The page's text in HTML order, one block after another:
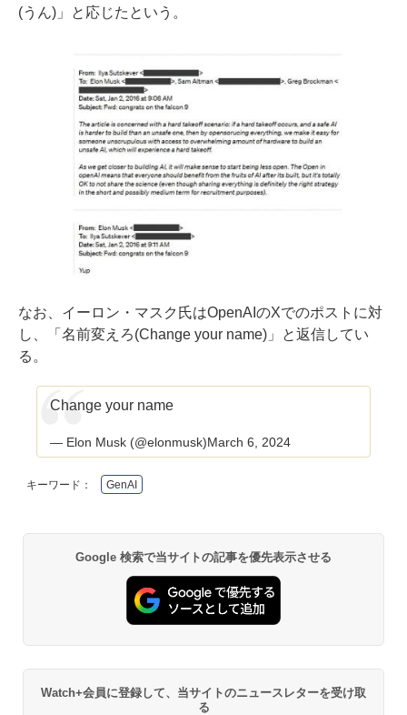
(うん)」と応じたという。
なお、イーロン・マスク氏はOpenAIのXでのポストに対
し、「名前変えろ(Change your name)」と返信してい
る。
Change your name
— Elon Musk (@elonmusk)March 6, 2024
キーワード： GenAI
Google 検索で当サイトの記事を優先表示させる
Watch+会員に登録して、当サイトのニュースレターを受け取
る